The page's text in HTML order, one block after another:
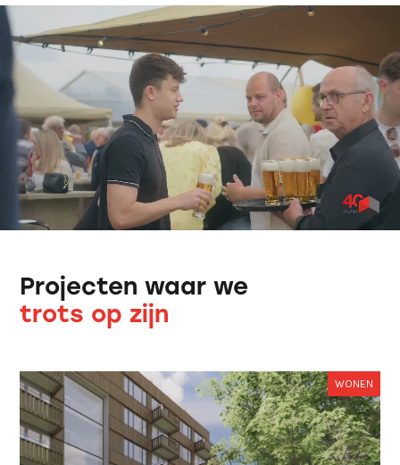
Projecten waar we
trots op zijn
WONEN